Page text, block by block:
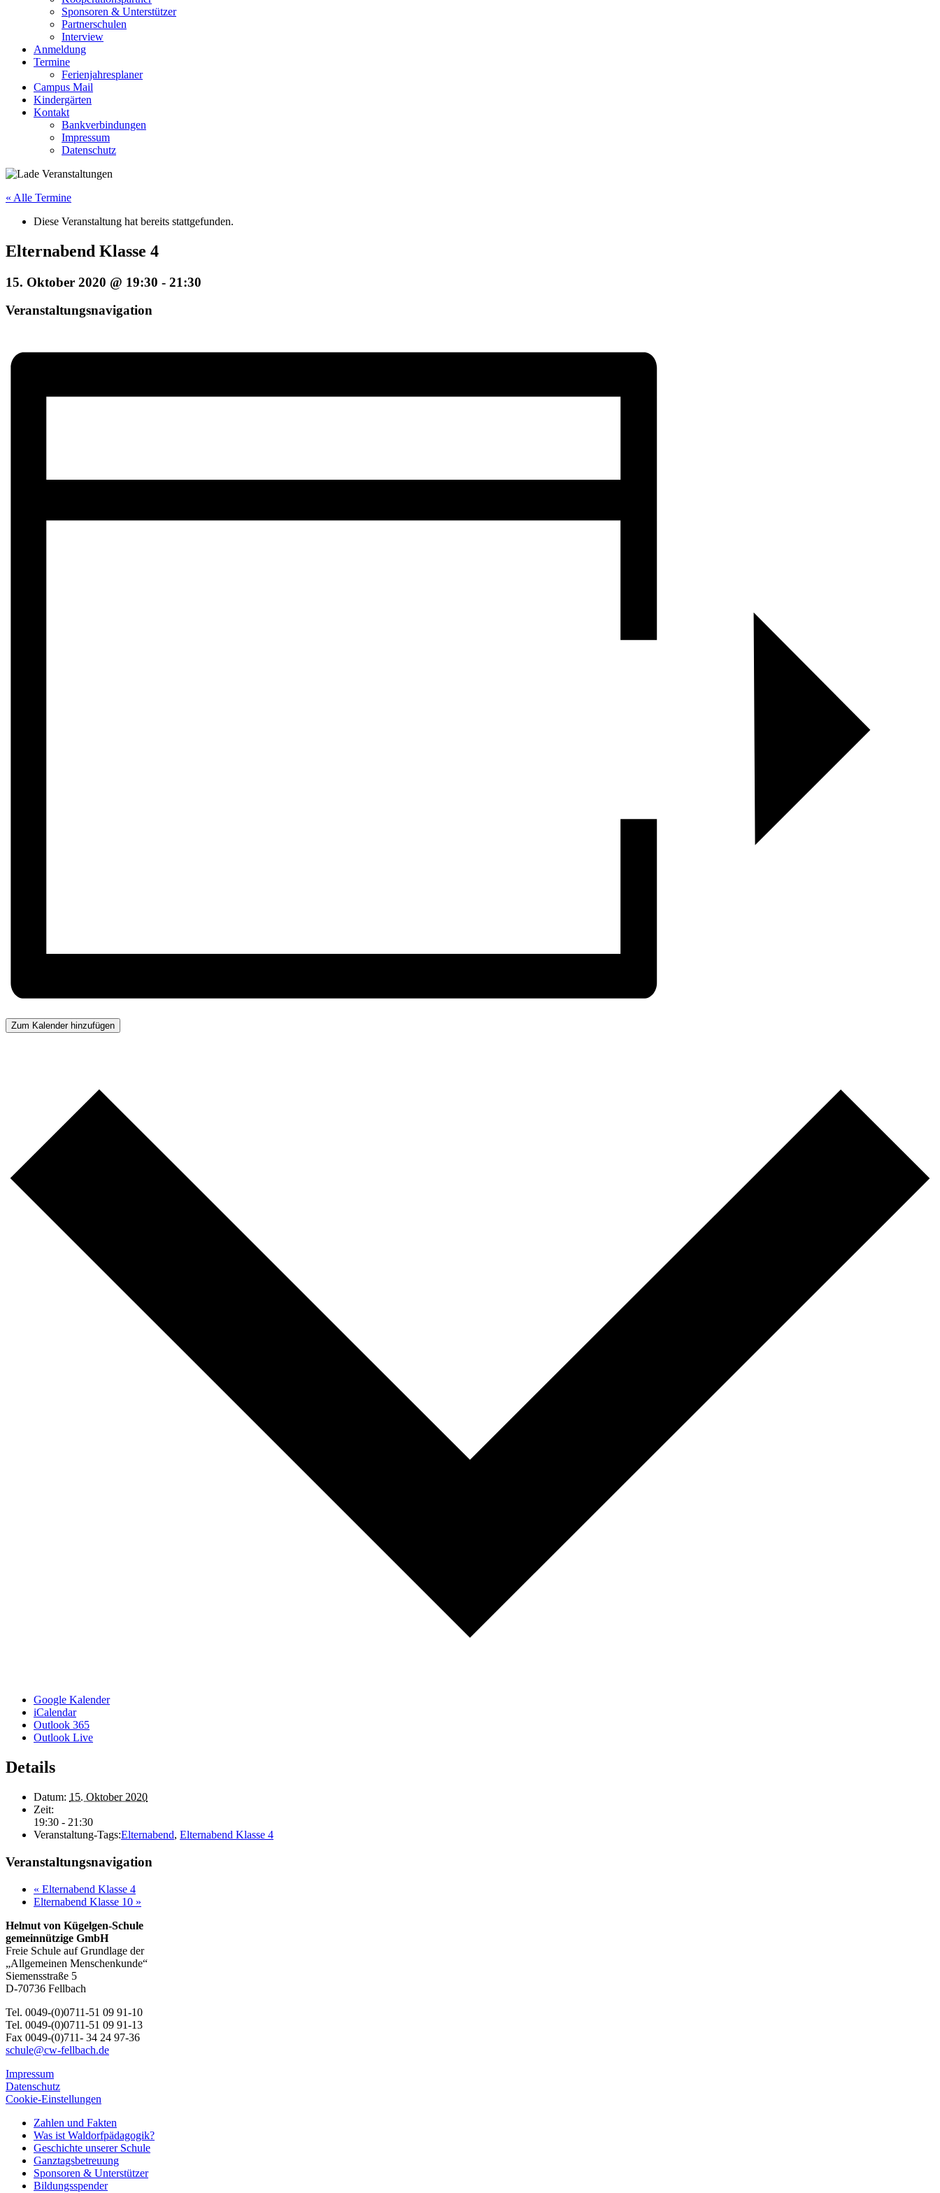
Sponsoren & Unterstützer
Partnerschulen
Interview
Anmeldung
Termine
Ferienjahresplaner
Campus Mail
Kindergärten
Kontakt
Bankverbindungen
Impressum
Datenschutz
« Alle Termine
Diese Veranstaltung hat bereits stattgefunden.
Elternabend Klasse 4
15. Oktober 2020 @ 19:30 - 21:30
Veranstaltungsnavigation
Zum Kalender hinzufügen
Google Kalender
iCalendar
Outlook 365
Outlook Live
Details
Datum: 15. Oktober 2020
Zeit:
19:30 - 21:30
Veranstaltung-Tags:Elternabend, Elternabend Klasse 4
Veranstaltungsnavigation
« Elternabend Klasse 4
Elternabend Klasse 10 »
Helmut von Kügelgen-Schule
gemeinnützige GmbH
Freie Schule auf Grundlage der
„Allgemeinen Menschenkunde“
Siemensstraße 5
D-70736 Fellbach
Tel. 0049-(0)0711-51 09 91-10
Tel. 0049-(0)0711-51 09 91-13
Fax 0049-(0)711- 34 24 97-36
schule@cw-fellbach.de
Impressum
Datenschutz
Cookie-Einstellungen
Zahlen und Fakten
Was ist Waldorfpädagogik?
Geschichte unserer Schule
Ganztagsbetreuung
Sponsoren & Unterstützer
Bildungsspender